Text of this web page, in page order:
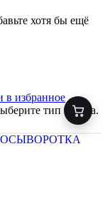
хотя бы ещё
в избранное
тип товара.